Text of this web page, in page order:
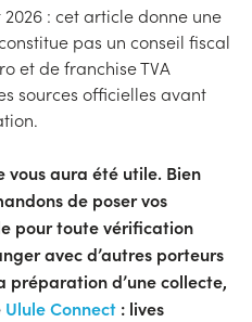
: cet article donne une
pas un conseil fiscal
et de franchise TVA
sources officielles avant
vous aura été utile. Bien
de poser vos
pour toute vérification
avec d’autres porteurs
préparation d’une collecte,
Ulule Connect : lives